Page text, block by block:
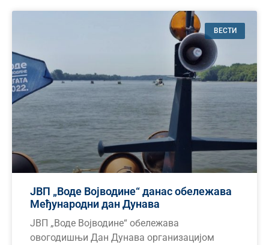
ВЕСТИ
ЈВП „Воде Војводине“ данас обележава
Међународни дан Дунава
ЈВП „Воде Војводине“ обележава
овогодишњи Дан Дунава организацијом